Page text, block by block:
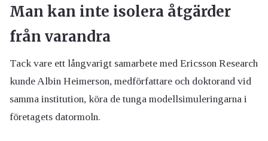
Man kan inte isolera åtgärder
från varandra
Tack vare ett långvarigt samarbete med Ericsson Research
kunde Albin Heimerson, medförfattare och doktorand vid
samma institution, köra de tunga modellsimuleringarna i
företagets datormoln.